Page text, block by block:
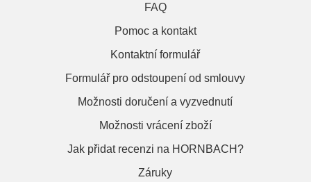
FAQ
Pomoc a kontakt
Kontaktní formulář
Formulář pro odstoupení od smlouvy
Možnosti doručení a vyzvednutí
Možnosti vrácení zboží
Jak přidat recenzi na HORNBACH?
Záruky